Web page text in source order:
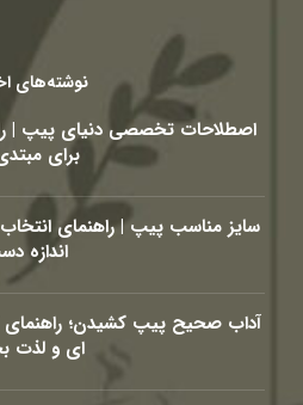
نوشته‌های
اصطلاحات تخصصی دنیای پیپ |
برای
سایز مناسب پیپ | راهنمای
اندازه
آداب صحیح پیپ کشیدن؛
ای و لذت